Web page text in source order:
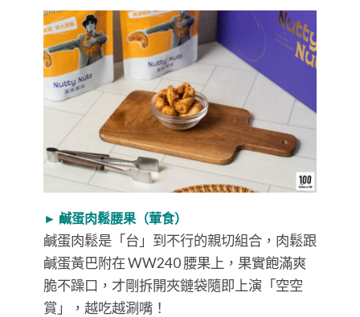
► 鹹蛋肉鬆腰果（葷食）
鹹蛋肉鬆是「台」到不行的親切組合，肉鬆跟
鹹蛋黃巴附在 WW240 腰果上，果實飽滿爽
脆不躁口，才剛拆開夾鏈袋隨即上演「空空
賞」，越吃越涮嘴！